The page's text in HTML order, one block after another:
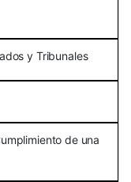
y Tribunales
de una